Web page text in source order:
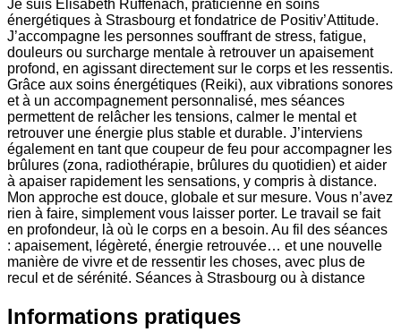
Je suis Elisabeth Ruffenach, praticienne en soins
énergétiques à Strasbourg et fondatrice de Positiv’Attitude.
J’accompagne les personnes souffrant de stress, fatigue,
douleurs ou surcharge mentale à retrouver un apaisement
profond, en agissant directement sur le corps et les ressentis.
Grâce aux soins énergétiques (Reiki), aux vibrations sonores
et à un accompagnement personnalisé, mes séances
permettent de relâcher les tensions, calmer le mental et
retrouver une énergie plus stable et durable. J’interviens
également en tant que coupeur de feu pour accompagner les
brûlures (zona, radiothérapie, brûlures du quotidien) et aider
à apaiser rapidement les sensations, y compris à distance.
Mon approche est douce, globale et sur mesure. Vous n’avez
rien à faire, simplement vous laisser porter. Le travail se fait
en profondeur, là où le corps en a besoin. Au fil des séances
: apaisement, légèreté, énergie retrouvée… et une nouvelle
manière de vivre et de ressentir les choses, avec plus de
recul et de sérénité. Séances à Strasbourg ou à distance
Informations pratiques